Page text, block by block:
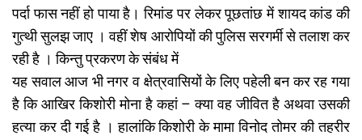
पर्दा फास नहीं हो पाया है। रिमांड पर लेकर पूछतांछ में शायद कांड की
गुत्थी सुलझ जाए । वहीं शेष आरोपियों की पुलिस सरगर्मी से तलाश कर
रही है । किन्तु प्रकरण के संबंध में
यह सवाल आज भी नगर व क्षेत्रवासियों के लिए पहेली बन कर रह गया
है कि आखिर किशोरी मोना है कहां – क्या वह जीवित है अथवा उसकी
हत्या कर दी गई है । हालांकि किशोरी के मामा विनोद तोमर की तहरीर